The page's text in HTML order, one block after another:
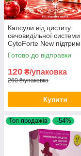
Капсули від циститу
сечовидільної системи
CytoForte New
жіночого здоров'я нирок
сечового міхура
Готово до відправки
120 ₴/упаковка
260 ₴/упаковка
Купити
Топ продажів –54%